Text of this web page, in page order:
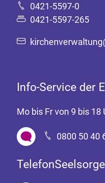
0421-5597-0
0421-5597-265
Info-Service der
Mo bis Fr von 9 bis
0800 50 40